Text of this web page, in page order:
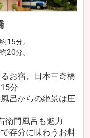
15分。
20分。
お宿。日本三奇橋
分
呂からの絶景は圧
衛門風呂も魅力
存分に味わうお料